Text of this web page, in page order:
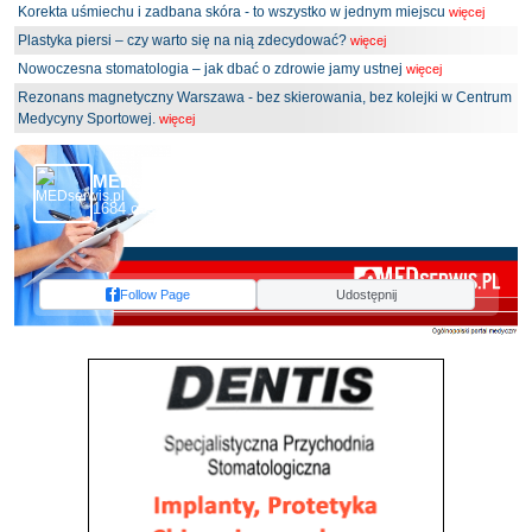
Korekta uśmiechu i zadbana skóra - to wszystko w jednym miejscu więcej
Plastyka piersi – czy warto się na nią zdecydować? więcej
Nowoczesna stomatologia – jak dbać o zdrowie jamy ustnej więcej
Rezonans magnetyczny Warszawa - bez skierowania, bez kolejki w Centrum
Medycyny Sportowej. więcej
MEDserwis.pl - Ogólnopolski Portal Medyczny
1684 obserwujących
Follow Page Udostępnij